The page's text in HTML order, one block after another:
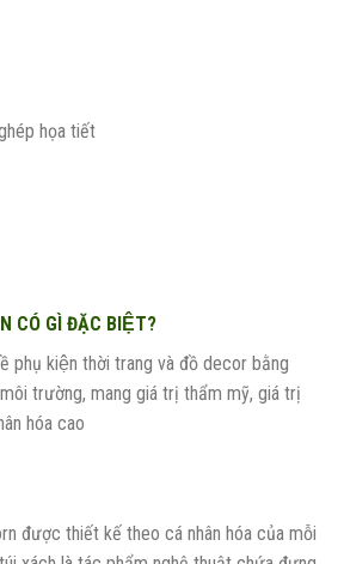
họa tiết
CÓ GÌ ĐẶC BIỆT?
phụ kiện thời trang và đồ decor bằng
trường, mang giá trị thẩm mỹ, giá trị
hóa cao
được thiết kế theo cá nhân hóa của mỗi